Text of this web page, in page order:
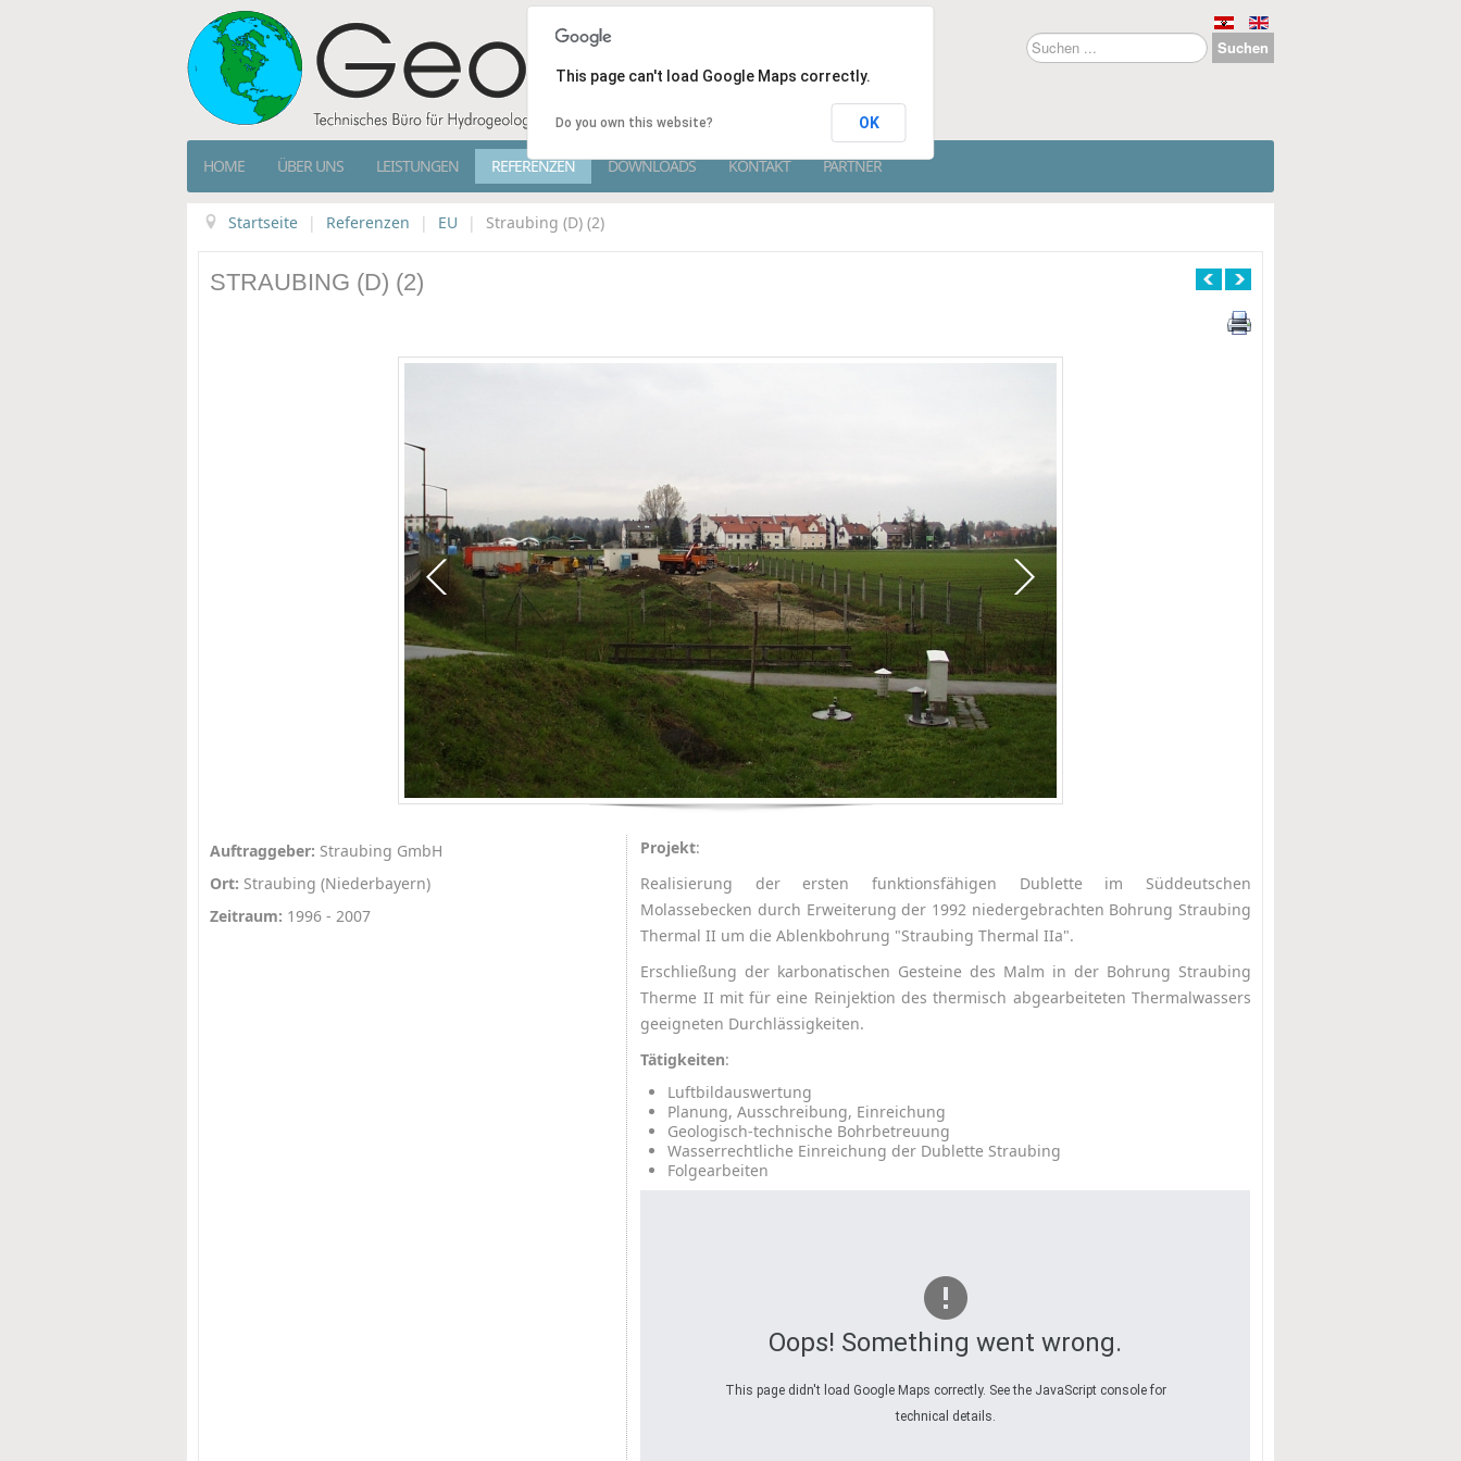
Suchen
...
Suchen
HOME ÜBER UNS LEISTUNGEN REFERENZEN DOWNLOADS KONTAKT PARTNER
Startseite | Referenzen | EU | Straubing (D) (2)
STRAUBING (D) (2)
Auftraggeber: Straubing GmbH
Ort: Straubing (Niederbayern)
Zeitraum: 1996 - 2007
Projekt:
Realisierung der ersten funktionsfähigen Dublette im Süddeutschen
Molassebecken durch Erweiterung der 1992 niedergebrachten Bohrung Straubing
Thermal II um die Ablenkbohrung "Straubing Thermal IIa".
Erschließung der karbonatischen Gesteine des Malm in der Bohrung Straubing
Therme II mit für eine Reinjektion des thermisch abgearbeiteten Thermalwassers
geeigneten Durchlässigkeiten.
Tätigkeiten:
Luftbildauswertung
Planung, Ausschreibung, Einreichung
Geologisch-technische Bohrbetreuung
Wasserrechtliche Einreichung der Dublette Straubing
Folgearbeiten
Oops! Something went wrong.
This page didn't load Google Maps correctly. See the JavaScript console for
technical details.
This page can't load Google Maps correctly.
Do you own this website? OK